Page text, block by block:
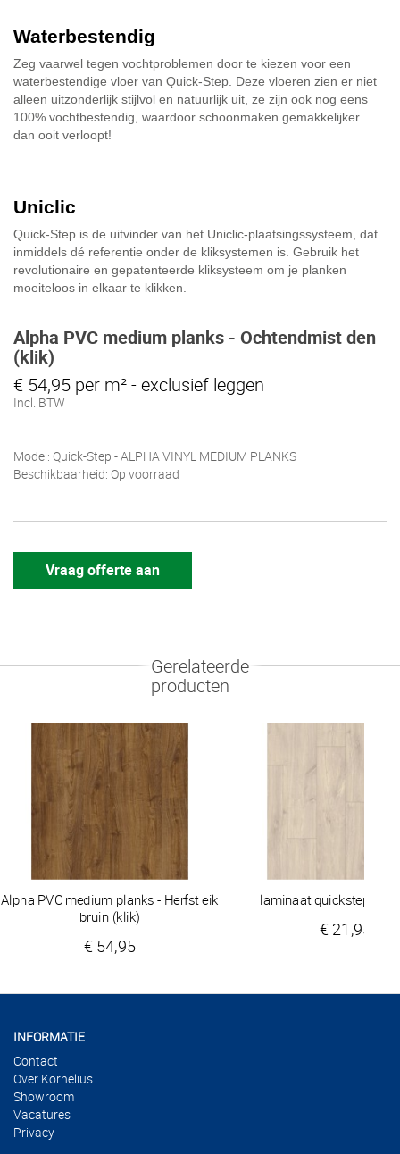
Waterbestendig
Zeg vaarwel tegen vochtproblemen door te kiezen voor een
waterbestendige vloer van Quick-Step. Deze vloeren zien er niet
alleen uitzonderlijk stijlvol en natuurlijk uit, ze zijn ook nog eens
100% vochtbestendig, waardoor schoonmaken gemakkelijker
dan ooit verloopt!
Uniclic
Quick-Step is de uitvinder van het Uniclic-plaatsingssysteem, dat
inmiddels dé referentie onder de kliksystemen is. Gebruik het
revolutionaire en gepatenteerde kliksysteem om je planken
moeiteloos in elkaar te klikken.
Alpha PVC medium planks - Ochtendmist den
(klik)
€ 54,95 per m² - exclusief leggen
Incl. BTW
Model: Quick-Step - ALPHA VINYL MEDIUM PLANKS
Beschikbaarheid: Op voorraad
Vraag offerte aan
Gerelateerde
producten
Alpha PVC medium planks - Herfst eik
bruin (klik)
€ 54,95
laminaat quickstep
€ 21,95
INFORMATIE
Contact
Over Kornelius
Showroom
Vacatures
Privacy